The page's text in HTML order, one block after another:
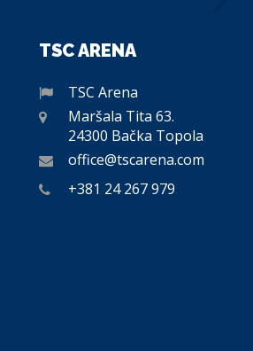
TSC ARENA
TSC Arena
Maršala Tita 63.
24300 Bačka Topola
office@tscarena.com
+381 24 267 979